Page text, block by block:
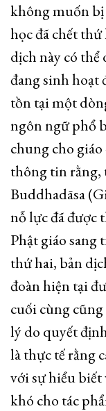
không muốn
học đã chết
dịch này có
đang sinh hoạt
tồn tại một
ngôn ngữ phổ
chung cho
thông tin rằng,
Buddhadāsa
nỗ lực đã được
Phật giáo sang
thứ hai, bản
đoàn hiện tại
cuối cùng
lý do quyết
là thực tế rằng
với sự hiểu
khó cho tác